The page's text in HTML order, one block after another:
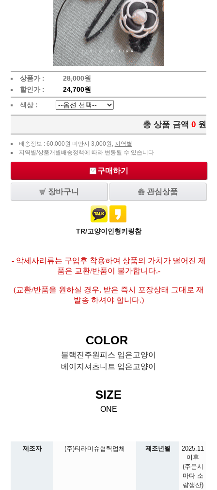
상품가 :
28,000원
할인가 :
24,700원
색상 :
총 상품 금액 0 원
배송정보 : 60,000원 미만시 3,000원, 지역별
지역별/상품개별배송정책에 따라 변동될 수 있습니다
구매하기
장바구니 관심상품
TR/고양이인형키링참
- 악세사리류는 구입후 착용하여 상품의 가치가 떨어진 제
품은 교환/반품이 불가합니다.-
(교환/반품을 원하실 경우, 받은 즉시 포장상태 그대로 재
발송 하셔야 합니다.)
COLOR
블랙진주원피스 입은고양이
베이지셔츠니트 입은고양이
SIZE
ONE
제조자 (주)티라미슈협력업체 제조년월
2025.11
이후
(주문시
마다 소
량생산)